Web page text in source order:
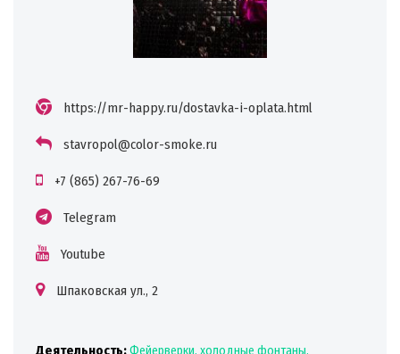
https://mr-happy.ru/dostavka-i-oplata.html
stavropol@color-smoke.ru
+7 (865) 267-76-69
Telegram
Youtube
Шпаковская ул., 2
Деятельность:Фейерверки, холодные фонтаны,